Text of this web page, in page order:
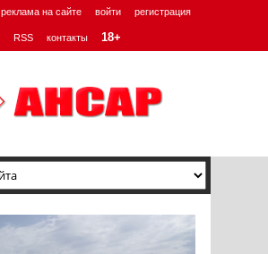
реклама на сайте войти регистрация
RSS контакты 18+